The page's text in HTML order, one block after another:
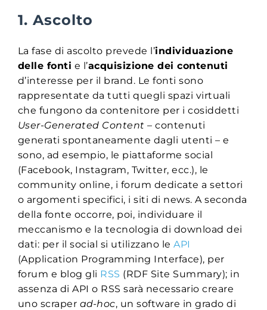
1. Ascolto
La fase di ascolto prevede l’individuazione
delle fonti e l’acquisizione dei contenuti
d’interesse per il brand. Le fonti sono
rappresentate da tutti quegli spazi virtuali
che fungono da contenitore per i cosiddetti
User-Generated Content – contenuti
generati spontaneamente dagli utenti – e
sono, ad esempio, le piattaforme social
(Facebook, Instagram, Twitter, ecc.), le
community online, i forum dedicate a settori
o argomenti specifici, i siti di news. A seconda
della fonte occorre, poi, individuare il
meccanismo e la tecnologia di download dei
dati: per il social si utilizzano leAPI
(Application Programming Interface), per
forum e blog gli RSS (RDF Site Summary); in
assenza di API o RSS sarà necessario creare
uno scraper ad-hoc, un software in grado di